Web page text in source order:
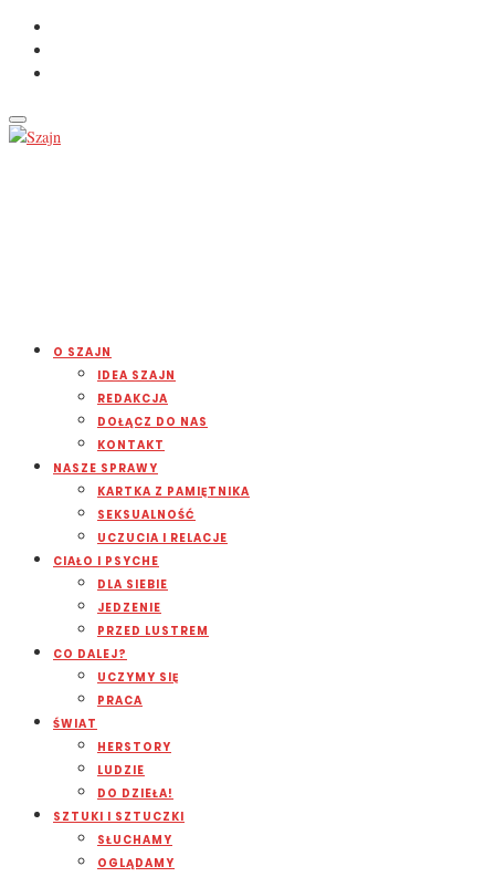
O SZAJN
IDEA SZAJN
REDAKCJA
DOŁĄCZ DO NAS
KONTAKT
NASZE SPRAWY
KARTKA Z PAMIĘTNIKA
SEKSUALNOŚĆ
UCZUCIA I RELACJE
CIAŁO I PSYCHE
DLA SIEBIE
JEDZENIE
PRZED LUSTREM
CO DALEJ?
UCZYMY SIĘ
PRACA
ŚWIAT
HERSTORY
LUDZIE
DO DZIEŁA!
SZTUKI I SZTUCZKI
SŁUCHAMY
OGLĄDAMY